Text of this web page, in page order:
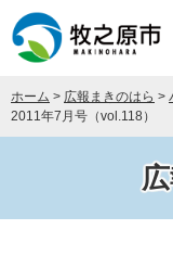
ー
先
頭
ニ
を
飛
本
ホーム > 広報まきのはら >
2011年7月号（vol.118）